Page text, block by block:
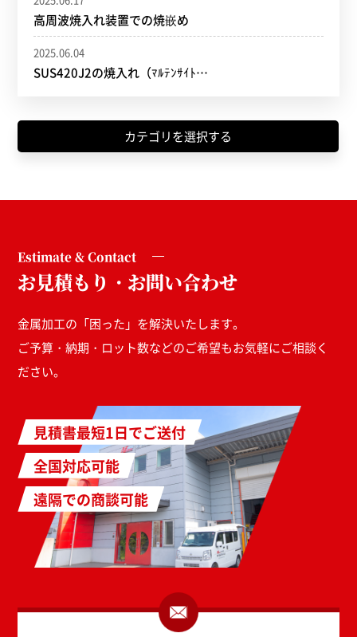
高周波焼入れ装置での焼嵌め
2025.06.04
SUS420J2の焼入れ（ﾏﾙﾃﾝｻｲﾄ…
カテゴリを選択する
Estimate & Contact
お見積もり・お問い合わせ
金属加工の「困った」を解決いたします。
ご予算・納期・ロット数などのご希望もお気軽にご相談く
ださい。
見積書最短1日でご送付
全国対応可能
遠隔での商談可能